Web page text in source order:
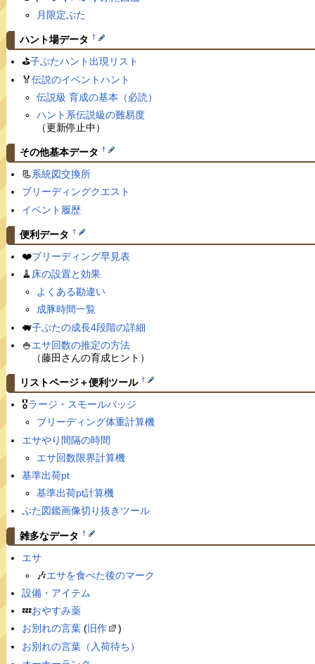
月限定ぶた
ハント場データ †
⛳️子ぶたハント出現リスト
🏅伝説のイベントハント
伝説級 育成の基本（必読）
ハント系伝説級の難易度
（更新停止中）
その他基本データ †
📃系統図交換所
ブリーディングクエスト
イベント履歴
便利データ †
❤️ブリーディング早見表
🧹 床の設置と効果
よくある勘違い
成豚時間一覧
🐖子ぶたの成長4段階の詳細
🍚エサ回数の推定の方法
（藤田さんの育成ヒント）
リストページ＋便利ツール †
🎖ラージ・スモールバッジ
ブリーディング体重計算機
エサやり間隔の時間
エサ回数限界計算機
基準出荷pt
基準出荷pt計算機
ぶた図鑑画像切り抜きツール
雑多なデータ †
エサ
🎶エサを食べた後のマーク
設備・アイテム
💤おやすみ薬
お別れの言葉(旧作
)
お別れの言葉（入荷待ち）